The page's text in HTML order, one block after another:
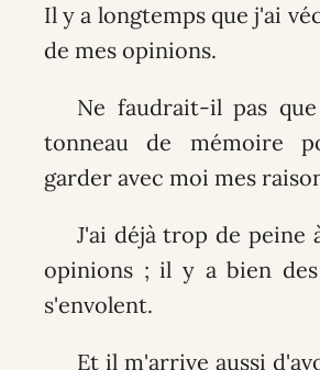
Il y a longtemps que j'ai
de mes opinions.
Ne faudrait-il pas
tonneau de mémoire
garder avec moi mes
J'ai déjà trop de peine
opinions ; il y a bien
s'envolent.
Et il m'arrive aussi